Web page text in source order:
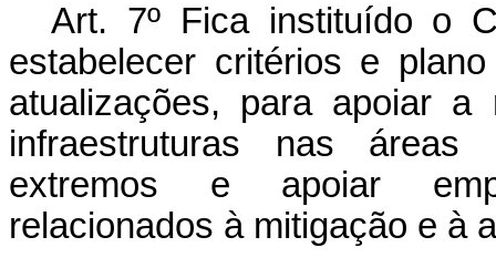
Art. 7º Fica instituído o
estabelecer critérios e
atualizações, para apoiar
infraestruturas nas áreas
extremos e apoiar
relacionados à mitigação e à